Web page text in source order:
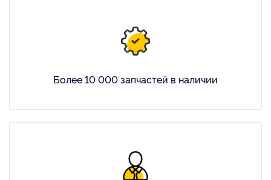
Более 10 000 запчастей в наличии